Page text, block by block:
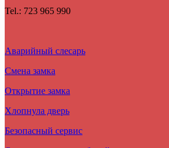
Tel.: 723 965 990
Аварийный слесарь
Смена замка
Открытие замка
Хлопнула дверь
Безопасный сервис